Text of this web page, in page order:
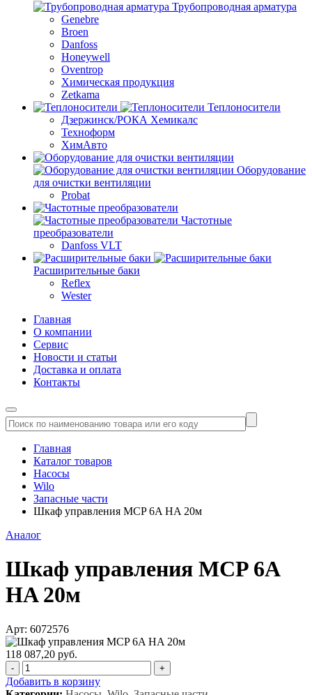
Трубопроводная арматура
Genebre
Broen
Danfoss
Honeywell
Oventrop
Химическая продукция
Zetkama
Теплоносители
Дзержинск/РОКА Хемикалс
Техноформ
ХимАвто
Оборудование
для очистки вентиляции
Probat
Частотные
преобразователи
Danfoss VLT
Расширительные баки
Reflex
Wester
Главная
О компании
Сервис
Новости и статьи
Доставка и оплата
Контакты
Главная
Каталог товаров
Насосы
Wilo
Запасные части
Шкаф управления MCP 6A HA 20м
Аналог
Шкаф управления MCP 6A
HA 20м
Арт: 6072576
118 087,20 руб.
- +
Добавить в корзину